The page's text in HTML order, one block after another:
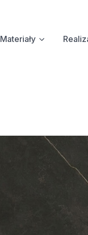
Materiały